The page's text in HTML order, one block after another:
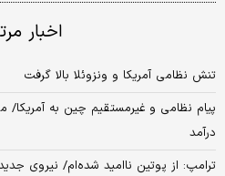
اخبار
تنش نظامی آمریکا و ونزوئلا بالا گرفت
پیام نظامی و غیرمستقیم چین به
درآمد
ترامپ: از پوتین ناامید شده‌ام/ نیروی